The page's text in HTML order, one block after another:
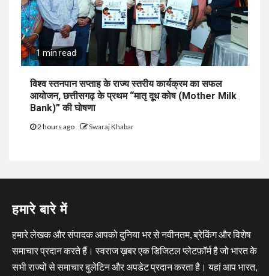
1 min read
विश्व स्तनपान सप्ताह के राज्य स्तरीय कार्यक्रम का सफल
आयोजन, छत्तीसगढ़ के प्रथम “मातृ दूध कोष (Mother Milk
Bank)” की घोषणा
2 hours ago Swaraj Khabar
हमारे बारे में
हमारे लेखक और संपादक आपको दुनिया भर से नवीनतम, ब्रेकिंग और विशेष
समाचार प्रदान करते हैं। स्वराज ख़बर एक डिजिटल प्लेटफ़ॉर्म है जो भारत के
सभी राज्यों से समाचार बुलेटिन और अपडेट प्रदान करता है। यहां आप भारत,